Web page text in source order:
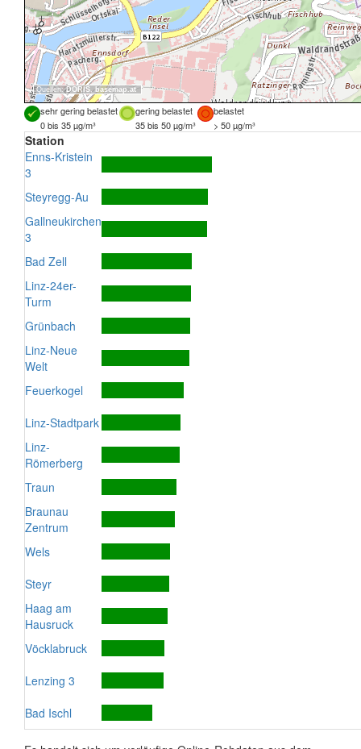
Quellen:DORIS, basemap.at
sehr gering belastet gering belastet
belastet
0 bis 35 µg/m³
35 bis 50 µg/m³ > 50 µg/m³
Station
Enns-Kristein
3
Steyregg-Au
Gallneukirchen
3
Bad Zell
Linz-24er-
Turm
Grünbach
Linz-Neue
Welt
Feuerkogel
Linz-Stadtpark
Linz-
Römerberg
Traun
Braunau
Zentrum
Wels
Steyr
Haag am
Hausruck
Vöcklabruck
Lenzing 3
Bad Ischl